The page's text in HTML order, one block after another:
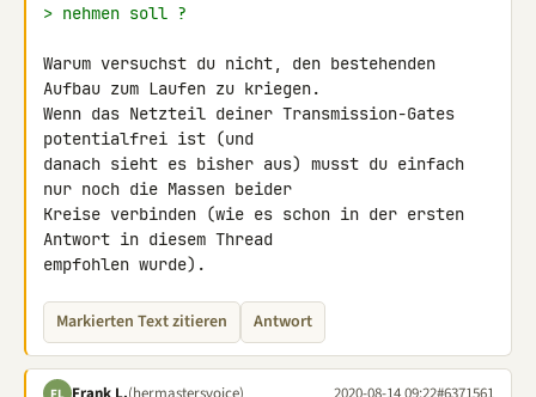
> nehmen soll ?
Warum versuchst du nicht, den bestehenden
Aufbau zum Laufen zu kriegen.
Wenn das Netzteil deiner Transmission-Gates
potentialfrei ist (und
danach sieht es bisher aus) musst du einfach
nur noch die Massen beider
Kreise verbinden (wie es schon in der ersten
Antwort in diesem Thread
empfohlen wurde).
Markierten Text zitieren Antwort
FL